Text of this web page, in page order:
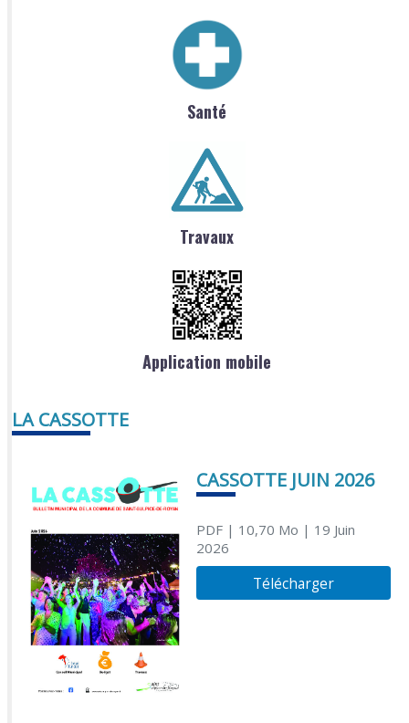
Santé
Travaux
Application mobile
LA CASSOTTE
CASSOTTE JUIN 2026
PDF| 10,70 Mo | 19 Juin
2026
Télécharger